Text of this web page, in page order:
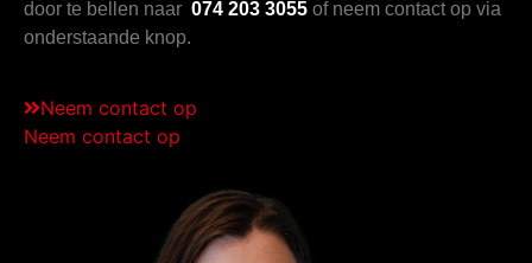
door te bellen naar 074 203 3055 of neem contact op via
onderstaande knop.
Neem contact op
Neem contact op